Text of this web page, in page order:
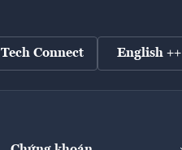
Tech Connect English ++